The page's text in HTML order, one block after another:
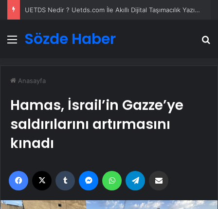
UETDS Nedir ? Uetds.com İle Akıllı Dijital Taşımacılık Yazılımı
Menü
Sözde Haber
Anasayfa
Hamas, İsrail’in Gazze’ye
saldırılarını artırmasını
kınadı
Facebook Tumblr MessengerWhatsApp